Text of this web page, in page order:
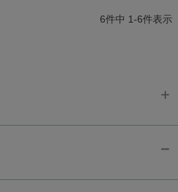
6件中 1-6件表示